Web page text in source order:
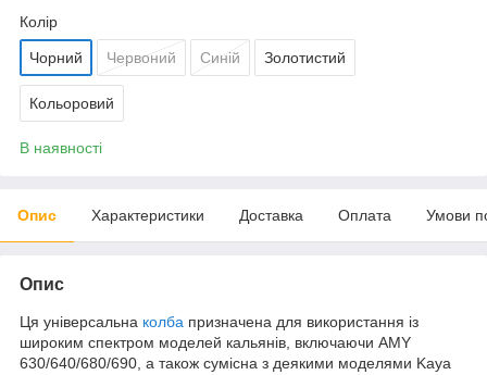
Колір
Чорний Червоний Синій Золотистий
Кольоровий
В наявності
Опис Характеристики Доставка Оплата Умови
Опис
Ця універсальна колба призначена для використання із
широким спектром моделей кальянів, включаючи AMY
630/640/680/690, а також сумісна з деякими моделями Kaya